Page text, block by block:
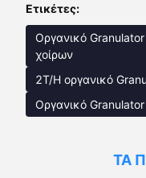
Ετικέτες:
Οργανικό
χοίρων
2T/H οργανικό
Οργανικό
ΤΑ